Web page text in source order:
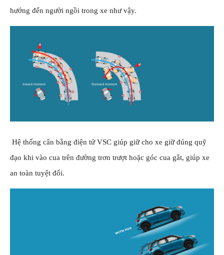
hướng đến người ngồi trong xe như vậy.
Hệ thống cân bằng điện tử VSC giúp giữ cho xe giữ đúng quỹ
đạo khi vào cua trên đường trơn trượt hoặc góc cua gắt, giúp xe
an toàn tuyệt đối.